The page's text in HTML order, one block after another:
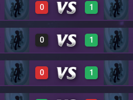
1 A19 0
0 1
0 A19 1
0 1
0 A19 1
0 1